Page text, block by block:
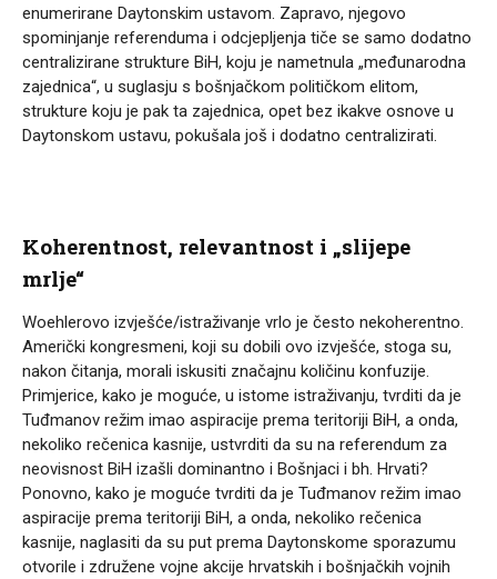
enumerirane Daytonskim ustavom. Zapravo, njegovo
spominjanje referenduma i odcjepljenja tiče se samo dodatno
centralizirane strukture BiH, koju je nametnula „međunarodna
zajednica“, u suglasju s bošnjačkom političkom elitom,
strukture koju je pak ta zajednica, opet bez ikakve osnove u
Daytonskom ustavu, pokušala još i dodatno centralizirati.
Koherentnost, relevantnost i „slijepe
mrlje“
Woehlerovo izvješće/istraživanje vrlo je često nekoherentno.
Američki kongresmeni, koji su dobili ovo izvješće, stoga su,
nakon čitanja, morali iskusiti značajnu količinu konfuzije.
Primjerice, kako je moguće, u istome istraživanju, tvrditi da je
Tuđmanov režim imao aspiracije prema teritoriji BiH, a onda,
nekoliko rečenica kasnije, ustvrditi da su na referendum za
neovisnost BiH izašli dominantno i Bošnjaci i bh. Hrvati?
Ponovno, kako je moguće tvrditi da je Tuđmanov režim imao
aspiracije prema teritoriji BiH, a onda, nekoliko rečenica
kasnije, naglasiti da su put prema Daytonskome sporazumu
otvorile i združene vojne akcije hrvatskih i bošnjačkih vojnih